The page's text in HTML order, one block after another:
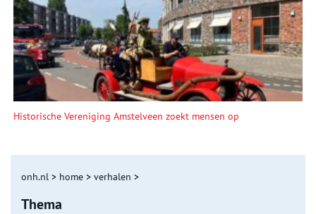
Historische Vereniging Amstelveen zoekt mensen op
onh.nl > home > verhalen >
Thema